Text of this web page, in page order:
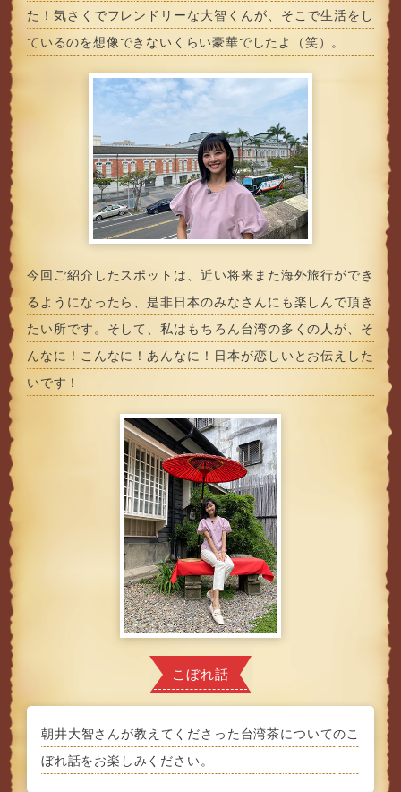
た！気さくでフレンドリーな大智くんが、そこで生活をし
ているのを想像できないくらい豪華でしたよ（笑）。
今回ご紹介したスポットは、近い将来また海外旅行ができ
るようになったら、是非日本のみなさんにも楽しんで頂き
たい所です。そして、私はもちろん台湾の多くの人が、そ
んなに！こんなに！あんなに！日本が恋しいとお伝えした
いです！
こぼれ話
朝井大智さんが教えてくださった台湾茶についてのこ
ぼれ話をお楽しみください。